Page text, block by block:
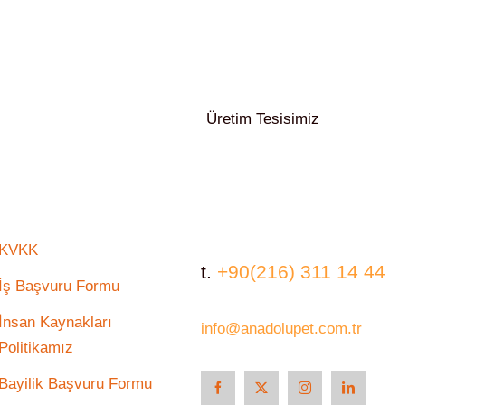
Üretim Tesisimiz
KVKK
İş Başvuru Formu
İnsan Kaynakları
Politikamız
Bayilik Başvuru Formu
t. +90(216) 311 14 44
info@anadolupet.com.tr